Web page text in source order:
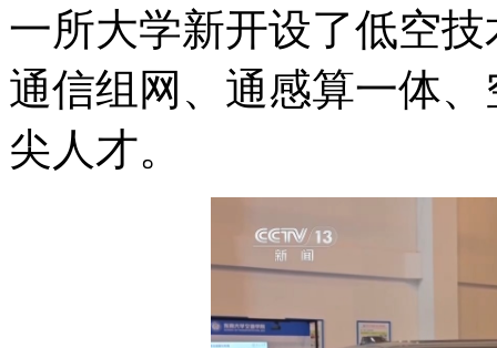
一所大学新开设了低空
通信组网、通感算一体
尖人才。